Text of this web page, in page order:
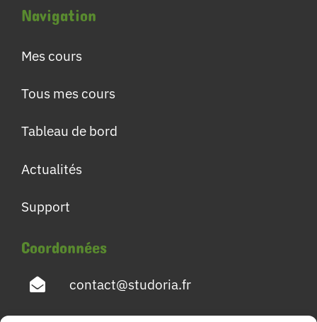
Navigation
Mes cours
Tous mes cours
Tableau de bord
Actualités
Support
Coordonnées
contact@studoria.fr